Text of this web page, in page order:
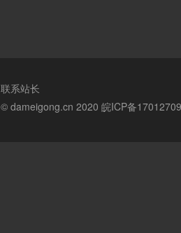
联系站长
© dameigong.cn 2020 皖ICP备